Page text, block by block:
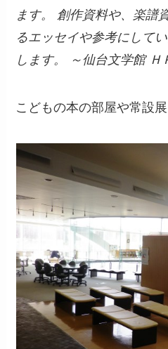
ます。 創作資料や、楽譜
るエッセイや参考にして
します。 ～仙台文学館 Ｈ
こどもの本の部屋や常設